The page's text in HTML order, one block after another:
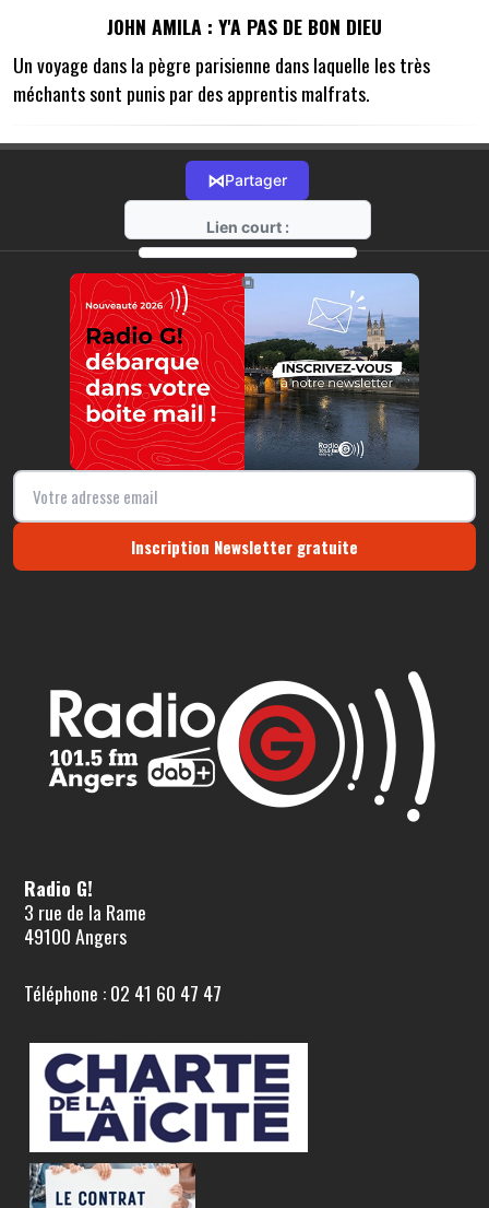
JOHN AMILA : Y'A PAS DE BON DIEU
Un voyage dans la pègre parisienne dans laquelle les très
méchants sont punis par des apprentis malfrats.
⋈Partager
Lien court :
https://radio-g.fr?10086
⧉
Inscription Newsletter gratuite
Radio G!
3 rue de la Rame
49100 Angers
Téléphone : 02 41 60 47 47